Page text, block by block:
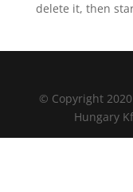
delete it, then
© Copyright
Hungary